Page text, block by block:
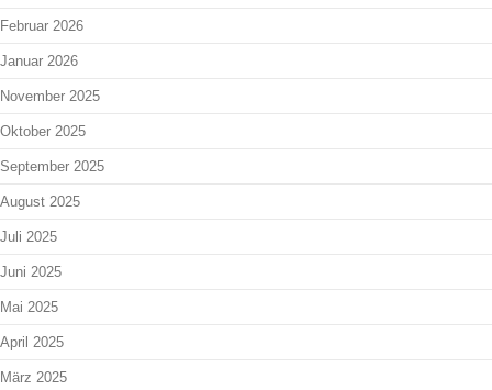
Februar 2026
Januar 2026
November 2025
Oktober 2025
September 2025
August 2025
Juli 2025
Juni 2025
Mai 2025
April 2025
März 2025